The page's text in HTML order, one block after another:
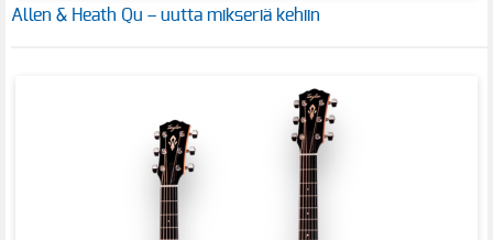
Allen & Heath Qu – uutta mikseriä kehiin